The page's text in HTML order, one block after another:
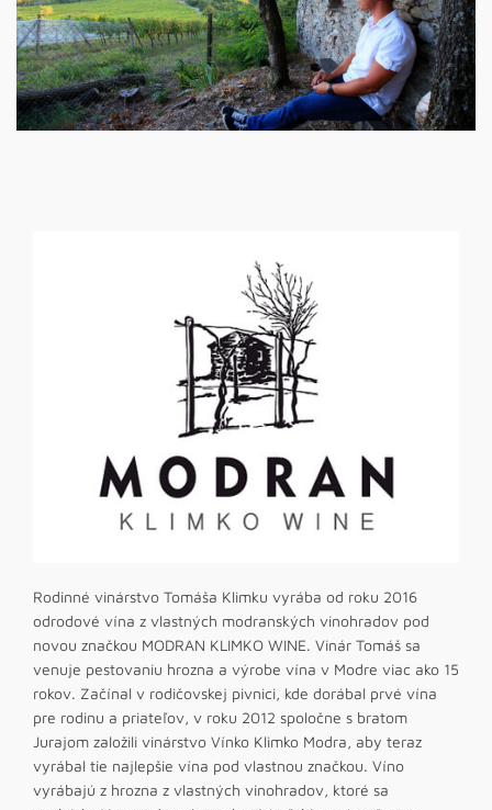
Rodinné vinárstvo Tomáša Klimku vyrába od roku 2016
odrodové vína z vlastných modranských vinohradov pod
novou značkou MODRAN KLIMKO WINE. Vinár Tomáš sa
venuje pestovaniu hrozna a výrobe vína v Modre viac ako 15
rokov. Začínal v rodičovskej pivnici, kde dorábal prvé vína
pre rodinu a priateľov, v roku 2012 spoločne s bratom
Jurajom založili vinárstvo Vínko Klimko Modra, aby teraz
vyrábal tie najlepšie vína pod vlastnou značkou. Víno
vyrábajú z hrozna z vlastných vinohradov, ktoré sa